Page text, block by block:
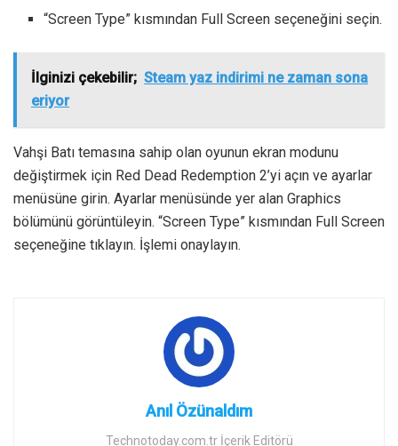
“Screen Type” kısmından Full Screen seçeneğini seçin.
İlginizi çekebilir; Steam yaz indirimi ne zaman sona
eriyor
Vahşi Batı temasına sahip olan oyunun ekran modunu
değiştirmek için Red Dead Redemption 2’yi açın ve ayarlar
menüsüne girin. Ayarlar menüsünde yer alan Graphics
bölümünü görüntüleyin. “Screen Type” kısmından Full Screen
seçeneğine tıklayın. İşlemi onaylayın.
Anıl Özünaldım
Technotoday.com.tr İçerik Editörü